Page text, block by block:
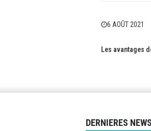
6 AOÛT 2021
l’article
Les avantages
DERNIERES NEWS